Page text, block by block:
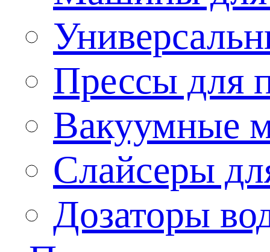
Прессы для
Вакуумные
Слайсеры
Дозаторы